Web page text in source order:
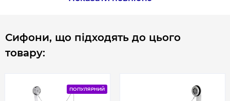
Гарантія
Сифони, що підходять до цього
товару:
ПОПУЛЯРНИЙ